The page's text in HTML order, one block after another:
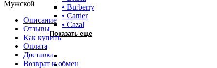
• Burberry
• Cartier
• Cazal
Показать еще
Мужской
Описание
Отзывы
Как купить
Оплата
Доставка
Возврат и обмен